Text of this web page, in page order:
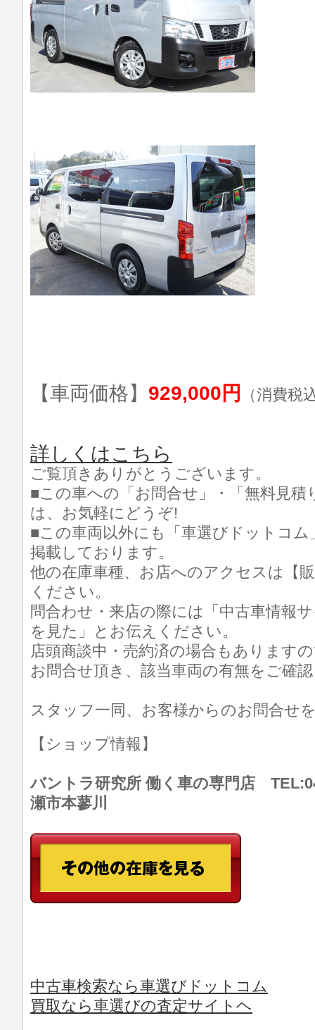
【車両価格】 929,000円 （消費税
詳しくはこちら
ご覧頂きありがとうございます。
■この車への「お問合せ」・「無料見積
は、お気軽にどうぞ!
■この車両以外にも「車選びドットコ
掲載しております。
他の在庫車種、お店へのアクセスは【
ください。
問合わせ・来店の際には「中古車情報
を見た」とお伝えください。
店頭商談中・売約済の場合もあります
お問合せ頂き、該当車両の有無をご確
スタッフ一同、お客様からのお問合せ
【ショップ情報】
バントラ研究所 働く車の専門店
瀬市本蓼川
中古車検索なら車選びドットコム
買取なら車選びの査定サイトヘ